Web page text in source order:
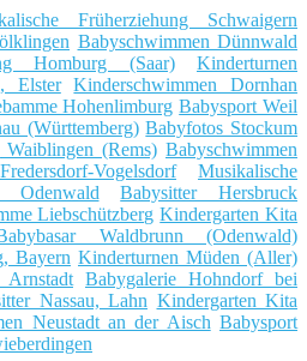
Früherziehung Schwaigern
Babyschwimmen Dünnwald
Homburg (Saar)
Kinderturnen
Elster
Kinderschwimmen Dornhan
Hohenlimburg Babysport Weil
(Württemberg) Babyfotos Stockum
(Rems) Babyschwimmen
Vogelsdorf
Musikalische
Odenwald
Babysitter Hersbruck
Liebschützberg Kindergarten Kita
Waldbrunn (Odenwald)
Bayern Kinderturnen Müden (Aller)
Arnstadt Babygalerie Hohndorf bei
Nassau, Lahn Kindergarten Kita
Neustadt an der Aisch Babysport